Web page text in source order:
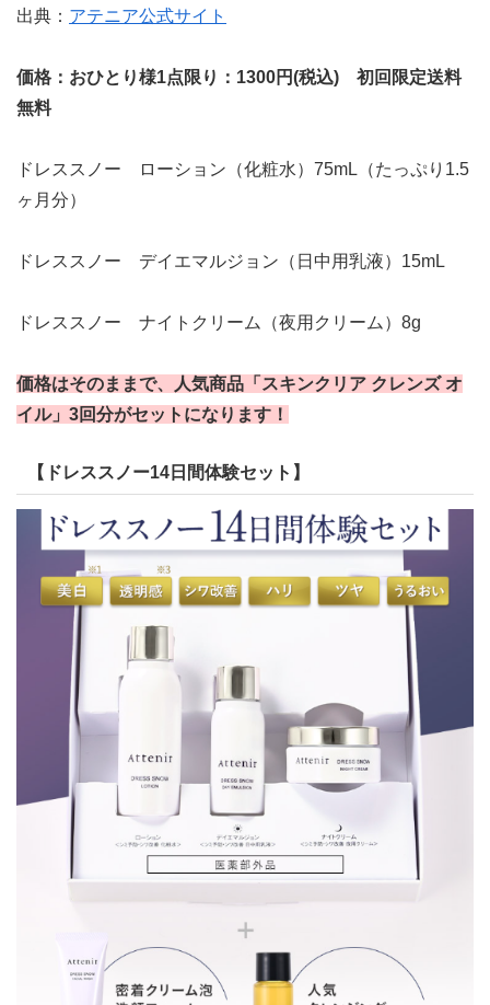
出典： アテニア公式サイト
価格：おひとり様1点限り：1300円(税込) 初回限定送料
無料
ドレススノー ローション（化粧水）75mL（たっぷり1.5
ヶ月分）
ドレススノー デイエマルジョン（日中用乳液）15mL
ドレススノー ナイトクリーム（夜用クリーム）8g
価格はそのままで、人気商品「スキンクリア クレンズ オ
イル」3回分がセットになります！
【ドレススノー14日間体験セット】